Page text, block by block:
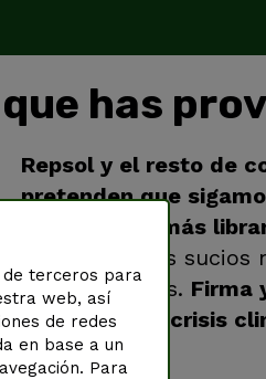
has
Repsol y el resto de
pretenden que
fósiles y además
que sus sucios
lo permitamos. Firma
factura de la crisis
provocado.
de terceros para
web, así
de redes
en base a un
Para